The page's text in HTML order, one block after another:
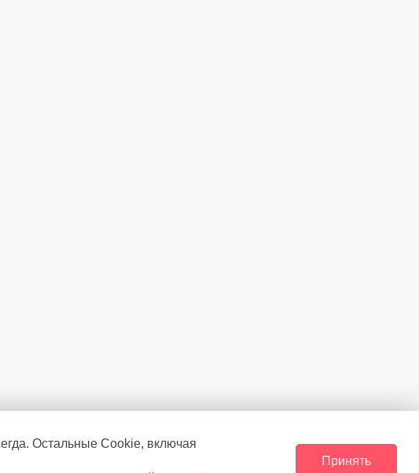
Остальные Сookie, включая
Принять